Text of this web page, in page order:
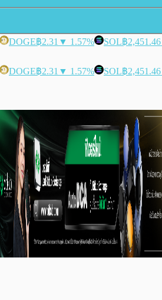
DOGE฿2.31 ▼ 1.57% SOL฿2,451.46
DOGE฿2.31 ▼ 1.57% SOL฿2,451.46